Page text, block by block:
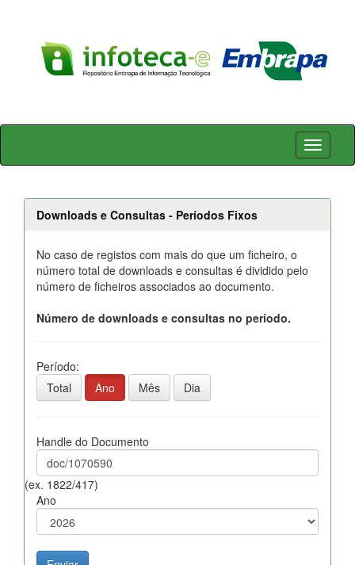
Skip
Downloads e Consultas - Períodos Fixos
No caso de registos com mais do que um ficheiro, o
número total de downloads e consultas é dividido pelo
número de ficheiros associados ao documento.
Número de downloads e consultas no período.
Período:
Total
Ano Mês Dia
Handle do Documento
(ex. 1822/417)
Ano